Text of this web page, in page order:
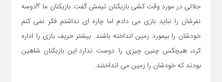
جلالی در مورد وقت کشی بازیکنان تیمش گفت: بازیکنان ما ؟!دوسه
نفرشان را نباید بازی می دادم اما چاره ای نداشتم فکر نمی کنم
خودشان را بیمورد زمین انداخته باشند. بیشتر حریف بازی را اداره
کرد، هیچکس چنین چیزی را دوست ندارد.این بازیکنان شاهین
بودند که خودشان را زمین می انداختند.